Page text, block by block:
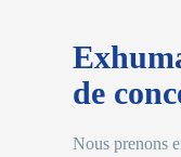
de
Nous prenons